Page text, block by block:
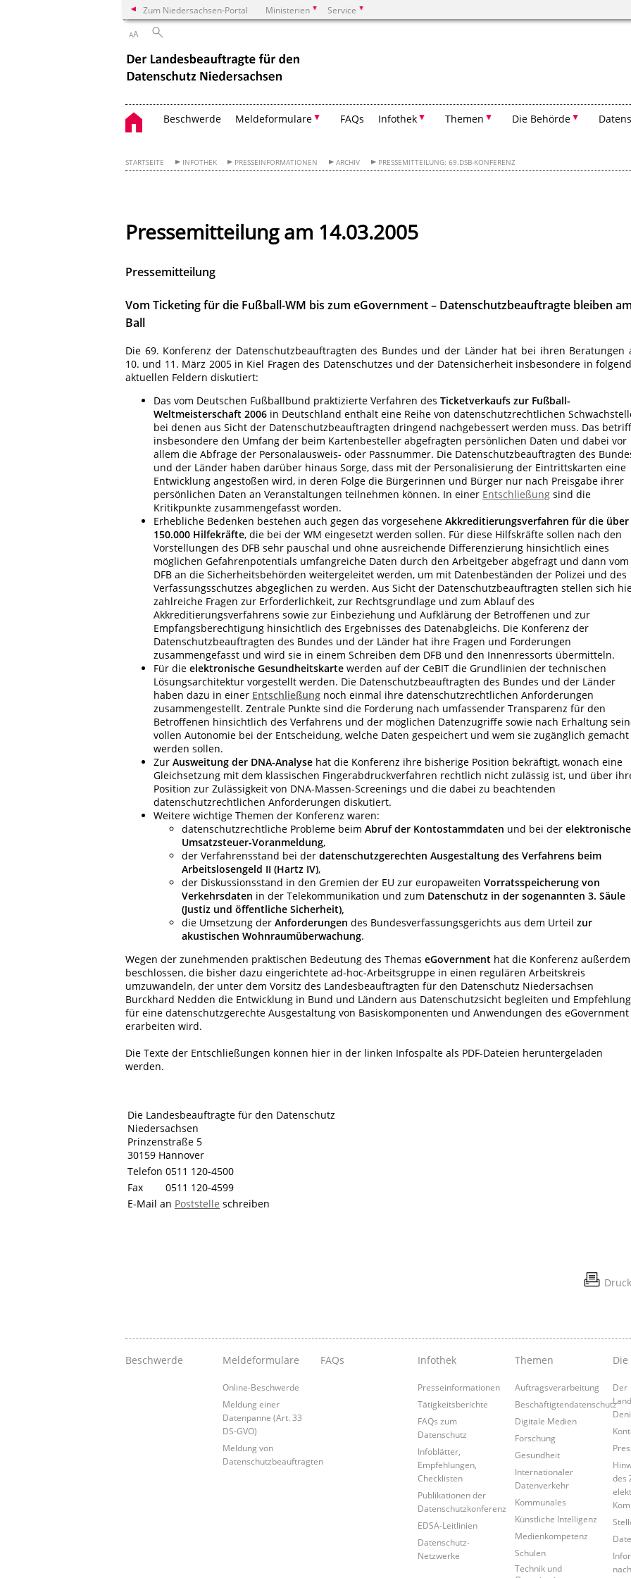
Zum Niedersachsen-Portal Ministerien Service
AA
Beschwerde Meldeformulare FAQs Infothek Themen Die Behörde
STARTSEITE INFOTHEK PRESSEINFORMATIONEN ARCHIV PRESSEMITTEILUNG: 69.DSB-KONFERENZ
Pressemitteilung am 14.03.2005
Pressemitteilung
Vom Ticketing für die Fußball-WM bis zum eGovernment – Datenschutzbeauftragte bleiben
Ball
Die 69. Konferenz der Datenschutzbeauftragten des Bundes und der Länder hat bei ihren Beratungen
10. und 11. März 2005 in Kiel Fragen des Datenschutzes und der Datensicherheit insbesondere in
aktuellen Feldern diskutiert:
Das vom Deutschen Fußballbund praktizierte Verfahren des Ticketverkaufs zur Fußball-
Weltmeisterschaft 2006 in Deutschland enthält eine Reihe von datenschutzrechtlichen
bei denen aus Sicht der Datenschutzbeauftragten dringend nachgebessert werden muss. Das
insbesondere den Umfang der beim Kartenbesteller abgefragten persönlichen Daten und dabei vor
allem die Abfrage der Personalausweis- oder Passnummer. Die Datenschutzbeauftragten des
und der Länder haben darüber hinaus Sorge, dass mit der Personalisierung der Eintrittskarten eine
Entwicklung angestoßen wird, in deren Folge die Bürgerinnen und Bürger nur nach Preisgabe ihrer
persönlichen Daten an Veranstaltungen teilnehmen können. In einer Entschließung sind die
Kritikpunkte zusammengefasst worden.
Erhebliche Bedenken bestehen auch gegen das vorgesehene Akkreditierungsverfahren für die über
150.000 Hilfekräfte, die bei der WM eingesetzt werden sollen. Für diese Hilfskräfte sollen nach den
Vorstellungen des DFB sehr pauschal und ohne ausreichende Differenzierung hinsichtlich eines
möglichen Gefahrenpotentials umfangreiche Daten durch den Arbeitgeber abgefragt und dann vom
DFB an die Sicherheitsbehörden weitergeleitet werden, um mit Datenbeständen der Polizei und des
Verfassungsschutzes abgeglichen zu werden. Aus Sicht der Datenschutzbeauftragten stellen sich
zahlreiche Fragen zur Erforderlichkeit, zur Rechtsgrundlage und zum Ablauf des
Akkreditierungsverfahrens sowie zur Einbeziehung und Aufklärung der Betroffenen und zur
Empfangsberechtigung hinsichtlich des Ergebnisses des Datenabgleichs. Die Konferenz der
Datenschutzbeauftragten des Bundes und der Länder hat ihre Fragen und Forderungen
zusammengefasst und wird sie in einem Schreiben dem DFB und den Innenressorts übermitteln.
Für die elektronische Gesundheitskarte werden auf der CeBIT die Grundlinien der technischen
Lösungsarchitektur vorgestellt werden. Die Datenschutzbeauftragten des Bundes und der Länder
haben dazu in einer Entschließung noch einmal ihre datenschutzrechtlichen Anforderungen
zusammengestellt. Zentrale Punkte sind die Forderung nach umfassender Transparenz für den
Betroffenen hinsichtlich des Verfahrens und der möglichen Datenzugriffe sowie nach Erhaltung
vollen Autonomie bei der Entscheidung, welche Daten gespeichert und wem sie zugänglich gemacht
werden sollen.
Zur Ausweitung der DNA-Analyse hat die Konferenz ihre bisherige Position bekräftigt, wonach eine
Gleichsetzung mit dem klassischen Fingerabdruckverfahren rechtlich nicht zulässig ist, und über
Position zur Zulässigkeit von DNA-Massen-Screenings und die dabei zu beachtenden
datenschutzrechtlichen Anforderungen diskutiert.
Weitere wichtige Themen der Konferenz waren:
datenschutzrechtliche Probleme beim Abruf der Kontostammdaten und bei der
Umsatzsteuer-Voranmeldung,
der Verfahrensstand bei der datenschutzgerechten Ausgestaltung des Verfahrens beim
Arbeitslosengeld II (Hartz IV),
der Diskussionsstand in den Gremien der EU zur europaweiten Vorratsspeicherung von
Verkehrsdaten in der Telekommunikation und zum Datenschutz in der sogenannten 3. Säule
(Justiz und öffentliche Sicherheit),
die Umsetzung der Anforderungen des Bundesverfassungsgerichts aus dem Urteil zur
akustischen Wohnraumüberwachung.
Wegen der zunehmenden praktischen Bedeutung des Themas eGovernment hat die Konferenz außerdem
beschlossen, die bisher dazu eingerichtete ad-hoc-Arbeitsgruppe in einen regulären Arbeitskreis
umzuwandeln, der unter dem Vorsitz des Landesbeauftragten für den Datenschutz Niedersachsen
Burckhard Nedden die Entwicklung in Bund und Ländern aus Datenschutzsicht begleiten und
für eine datenschutzgerechte Ausgestaltung von Basiskomponenten und Anwendungen des eGovernment
erarbeiten wird.
Die Texte der Entschließungen können hier in der linken Infospalte als PDF-Dateien heruntergeladen
werden.
Die Landesbeauftragte für den Datenschutz
Niedersachsen
Prinzenstraße 5
30159 Hannover
Telefon 0511 120-4500
Fax
0511 120-4599
E-Mail an Poststelle schreiben
Beschwerde Meldeformulare
Online-Beschwerde
Meldung einer
Datenpanne (Art. 33
DS-GVO)
Meldung von
Datenschutzbeauftragten
FAQs Infothek
Presseinformationen
Tätigkeitsberichte
FAQs zum
Datenschutz
Infoblätter,
Empfehlungen,
Checklisten
Publikationen der
Datenschutzkonferenz
EDSA-Leitlinien
Datenschutz-
Netzwerke
Themen
Auftragsverarbeitung
Beschäftigtendatenschutz
Digitale Medien
Forschung
Gesundheit
Internationaler
Datenverkehr
Kommunales
Künstliche Intelligenz
Medienkompetenz
Schulen
Technik und
Der
des